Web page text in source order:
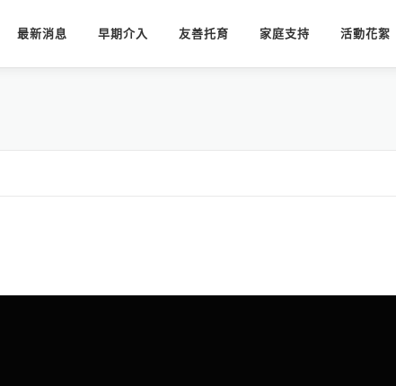
最新消息 早期介入 友善托育 家庭支持 活動花絮